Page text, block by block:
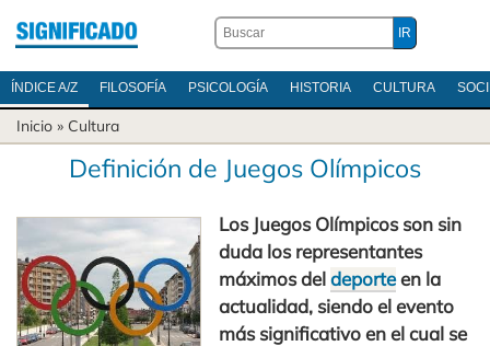
ÍNDICE A/Z FILOSOFÍA PSICOLOGÍA HISTORIA CULTURA
Inicio » Cultura
Definición de Juegos Olímpicos
Los Juegos Olímpicos son sin
duda los representantes
máximos deldeporteen la
actualidad, siendo el evento
más significativo en el cual se